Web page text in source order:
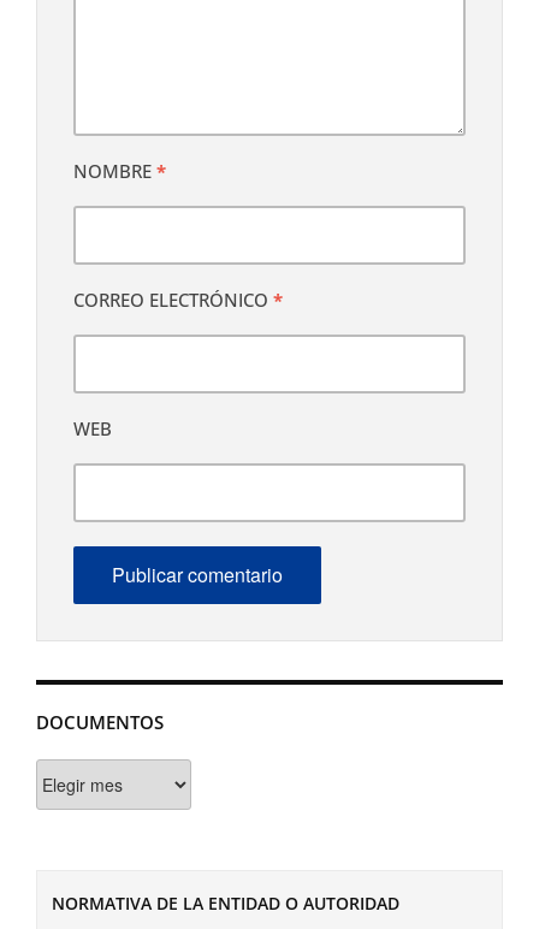
DOCUMENTOS
NORMATIVA DE LA ENTIDAD O AUTORIDAD
NOMBRE *
CORREO ELECTRÓNICO *
WEB